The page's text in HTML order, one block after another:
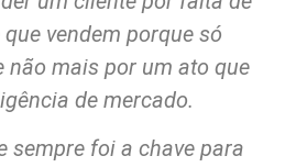
vendem porque só
não mais por um ato que
de mercado.
sempre foi a chave para